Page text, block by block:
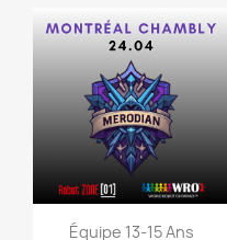
Aperçu rapide
Équipe 13-15 Ans